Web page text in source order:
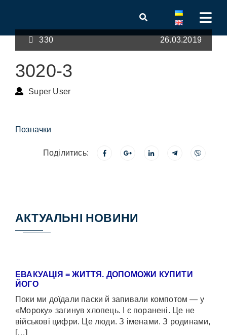
330 26.03.2019
3020-3
Super User
Позначки
Поділитись:
АКТУАЛЬНІ НОВИНИ
ЕВАКУАЦІЯ = ЖИТТЯ. ДОПОМОЖИ КУПИТИ
ЙОГО
Поки ми доїдали паски й запивали компотом — у
«Мороку» загинув хлопець. І є поранені. Це не
військові цифри. Це люди. З іменами. З родинами,
[…]